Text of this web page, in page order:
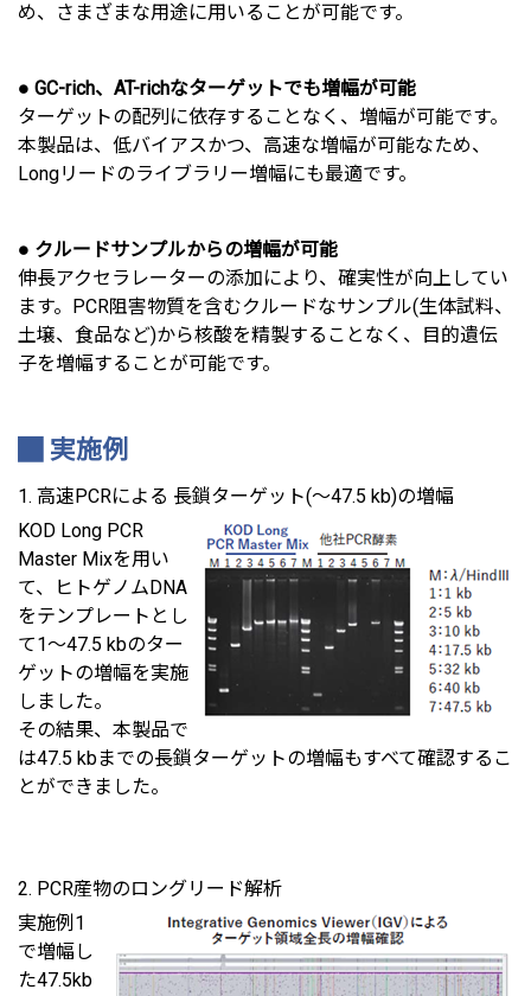
め、さまざまな用途に用いることが可能です。
● GC-rich、AT-richなターゲットでも増幅が可能
ターゲットの配列に依存することなく、増幅が可能です。
本製品は、低バイアスかつ、高速な増幅が可能なため、
Longリードのライブラリー増幅にも最適です。
● クルードサンプルからの増幅が可能
伸長アクセラレーターの添加により、確実性が向上してい
ます。PCR阻害物質を含むクルードなサンプル(生体試料、
土壌、食品など)から核酸を精製することなく、目的遺伝
子を増幅することが可能です。
実施例
1. ⾼速PCRによる ⻑鎖ターゲット(〜47.5 kb)の増幅
KOD Long PCR
Master Mixを⽤い
て、ヒトゲノムDNA
をテンプレートとし
て1〜47.5 kbのター
ゲットの増幅を実施
しました。
その結果、本製品で
は47.5 kbまでの⻑鎖ターゲットの増幅もすべて確認するこ
とができました。
2. PCR産物のロングリード解析
実施例1
で増幅し
た47.5kb